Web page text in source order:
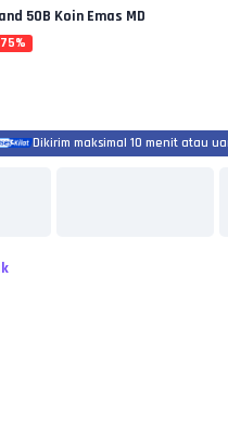
50B Koin Emas MD
%
Dikirim maksimal 10 menit atau